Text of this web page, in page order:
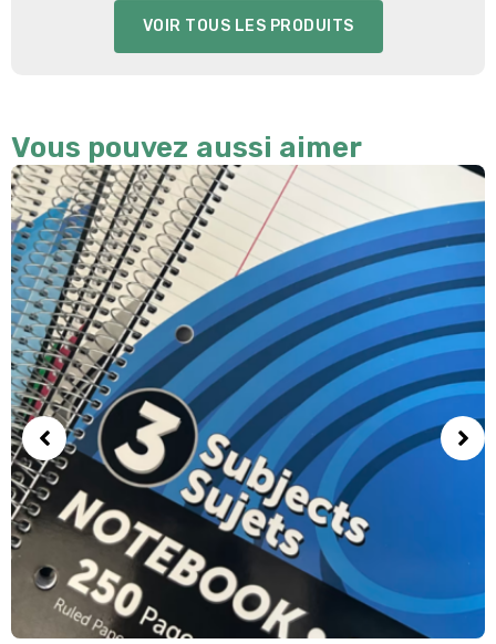
VOIR TOUS LES PRODUITS
Vous pouvez aussi aimer